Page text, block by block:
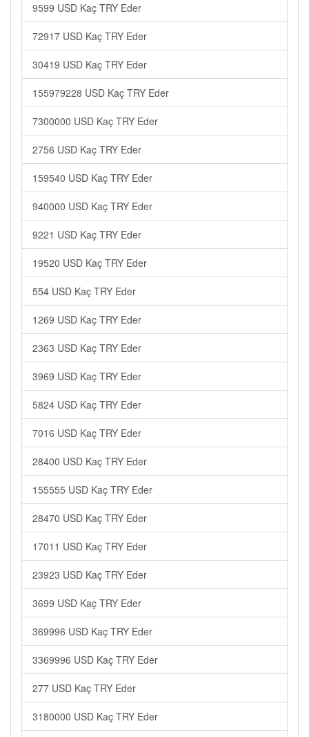
9599 USD Kaç TRY Eder
72917 USD Kaç TRY Eder
30419 USD Kaç TRY Eder
155979228 USD Kaç TRY Eder
7300000 USD Kaç TRY Eder
2756 USD Kaç TRY Eder
159540 USD Kaç TRY Eder
940000 USD Kaç TRY Eder
9221 USD Kaç TRY Eder
19520 USD Kaç TRY Eder
554 USD Kaç TRY Eder
1269 USD Kaç TRY Eder
2363 USD Kaç TRY Eder
3969 USD Kaç TRY Eder
5824 USD Kaç TRY Eder
7016 USD Kaç TRY Eder
28400 USD Kaç TRY Eder
155555 USD Kaç TRY Eder
28470 USD Kaç TRY Eder
17011 USD Kaç TRY Eder
23923 USD Kaç TRY Eder
3699 USD Kaç TRY Eder
369996 USD Kaç TRY Eder
3369996 USD Kaç TRY Eder
277 USD Kaç TRY Eder
3180000 USD Kaç TRY Eder